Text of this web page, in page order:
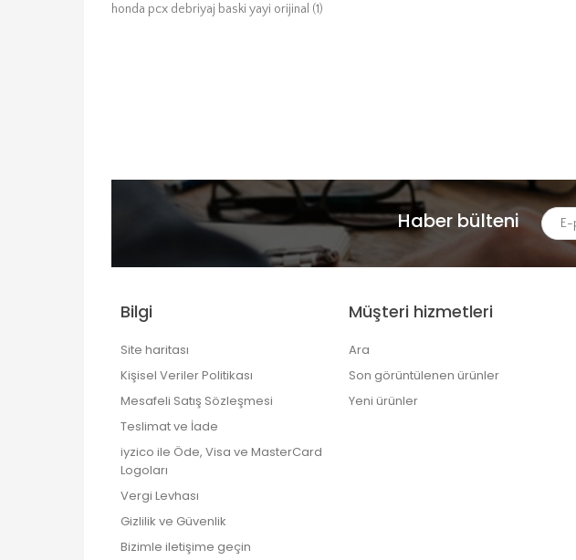
honda pcx debriyaj baski yayi orijinal (1)
Haber bülteni
Bilgi
Site haritası
Kişisel Veriler Politikası
Mesafeli Satış Sözleşmesi
Teslimat ve İade
iyzico ile Öde, Visa ve MasterCard
Logoları
Vergi Levhası
Gizlilik ve Güvenlik
Bizimle iletişime geçin
Müşteri hizmetleri
Ara
Son görüntülenen ürünler
Yeni ürünler